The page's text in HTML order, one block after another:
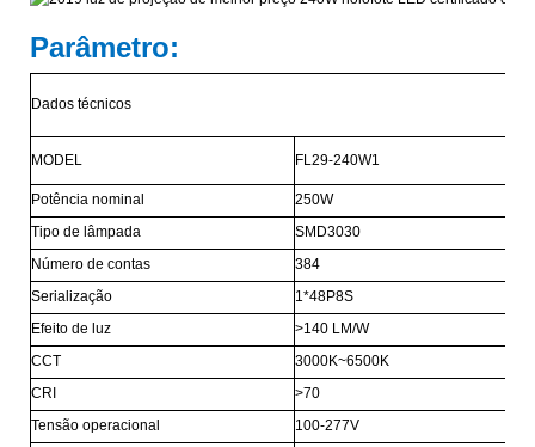
Parâmetro:
Dados técnicos
MODEL FL29-240W1
Potência nominal
250W
Tipo de lâmpada
SMD3030
Número de contas
384
Serialização
1*48P8S
Efeito de luz
>140 LM/W
CCT
3000K~6500K
CRI
>70
Tensão operacional
100-277V